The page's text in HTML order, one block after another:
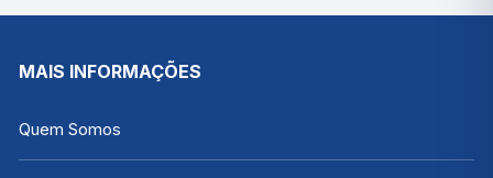
DEC-0030
MAIS INFORMAÇÕES
Quem Somos